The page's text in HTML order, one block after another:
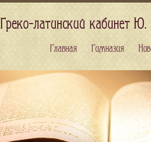
Греко-латинский кабинет
Главная Гимназия